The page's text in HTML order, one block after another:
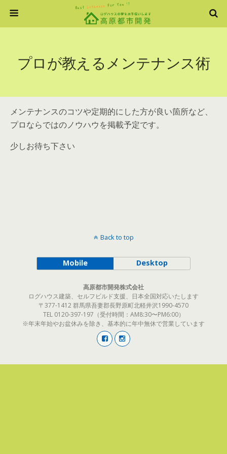
プロが教えるメンテナンス術
メンテナンスのコツや定期的にした方が良い箇所など、
プロならではのノウハウを掲載予定です。
少しお待ち下さい
Back to top
Mobile Desktop
高原都市開発株式会社
ログハウス建築、セルフビルド支援、日本全国対応いたします
〒377-1412 群馬県吾妻郡長野原町北軽井沢1990-4570
TEL 0120-397-197（受付時間：AM8:30〜PM6:00）
※年末年始やお盆休みを除き、基本的に年中無休で営業しています